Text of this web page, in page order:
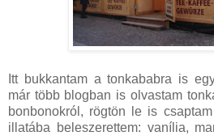
Itt bukkantam a tonkababra is
már több blogban is olvastam
bonbonokról, rögtön le is
illatába beleszerettem: vanília,